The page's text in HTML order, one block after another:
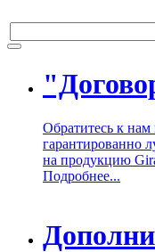
Обратитесь к нам
гарантированно
на продукцию
Подробнее...